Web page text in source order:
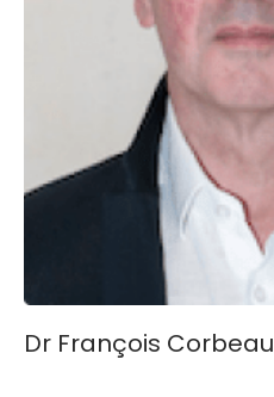
Dr François Corbeau